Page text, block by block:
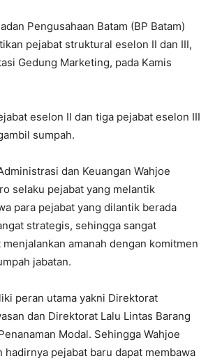
Pengusahaan Batam (BP Batam)
pejabat struktural eselon II dan III,
Gedung Marketing, pada Kamis
eselon II dan tiga pejabat eselon III
sumpah.
dan Keuangan Wahjoe
selaku pejabat yang melantik
para pejabat yang dilantik berada
strategis, sehingga sangat
amanah dengan komitmen
jabatan.
peran utama yakni Direktorat
dan Direktorat Lalu Lintas Barang
Modal. Sehingga Wahjoe
hadirnya pejabat baru dapat membawa